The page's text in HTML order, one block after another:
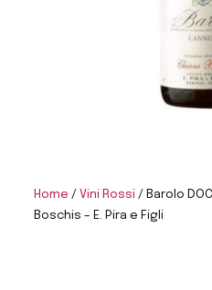
Home / Vini Rossi / Barolo
Boschis – E. Pira e Figli